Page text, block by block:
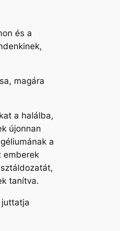
és a
magára
a halálba,
újonnan
a
emberek
tanítva.
juttatja